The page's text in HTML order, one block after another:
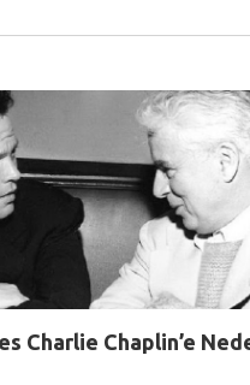
Charlie Chaplin’e